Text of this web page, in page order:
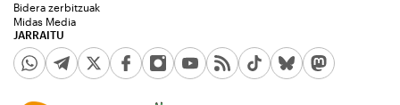
JARRAITU
Bidera zerbitzuak
Midas Media